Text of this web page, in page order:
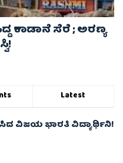
ಕಾಡಾನೆ ಸೆರೆ ; ಅರಣ್ಯ
Latest
ವಿಜಯ ಭಾರತಿ ವಿದ್ಯಾರ್ಥಿನಿ!